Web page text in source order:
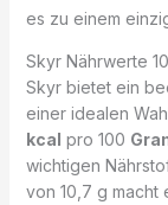
es zu einem
Skyr Nährwerte
Skyr bietet ein
einer idealen
kcal pro 100
wichtigen
von 10,7 g macht